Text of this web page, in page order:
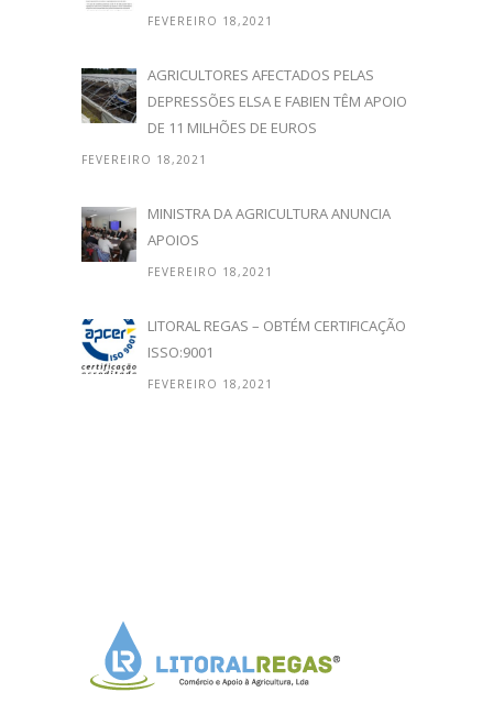
FEVEREIRO 18,2021
AGRICULTORES AFECTADOS PELAS
DEPRESSÕES ELSA E FABIEN TÊM APOIO
DE 11 MILHÕES DE EUROS
FEVEREIRO 18,2021
MINISTRA DA AGRICULTURA ANUNCIA
APOIOS
FEVEREIRO 18,2021
LITORAL REGAS – OBTÉM CERTIFICAÇÃO
ISSO:9001
FEVEREIRO 18,2021